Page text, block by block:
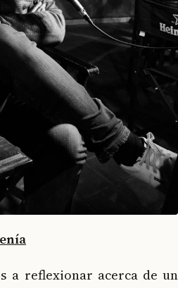
a reflexionar acerca de un